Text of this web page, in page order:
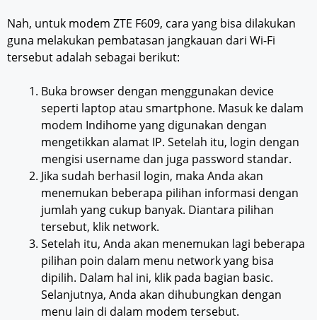
Nah, untuk modem ZTE F609, cara yang bisa dilakukan
guna melakukan pembatasan jangkauan dari Wi-Fi
tersebut adalah sebagai berikut:
Buka browser dengan menggunakan device
seperti laptop atau smartphone. Masuk ke dalam
modem Indihome yang digunakan dengan
mengetikkan alamat IP. Setelah itu, login dengan
mengisi username dan juga password standar.
Jika sudah berhasil login, maka Anda akan
menemukan beberapa pilihan informasi dengan
jumlah yang cukup banyak. Diantara pilihan
tersebut, klik network.
Setelah itu, Anda akan menemukan lagi beberapa
pilihan poin dalam menu network yang bisa
dipilih. Dalam hal ini, klik pada bagian basic.
Selanjutnya, Anda akan dihubungkan dengan
menu lain di dalam modem tersebut.